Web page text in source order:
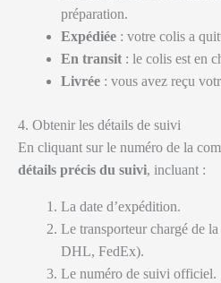
préparation.
Expédiée : votre colis a
En transit : le colis est en
Livrée : vous avez reçu
4. Obtenir les détails de suivi
En cliquant sur le numéro de la
détails précis du suivi, incluant :
La date d’expédition.
Le transporteur chargé de
DHL, FedEx).
Le numéro de suivi officiel.